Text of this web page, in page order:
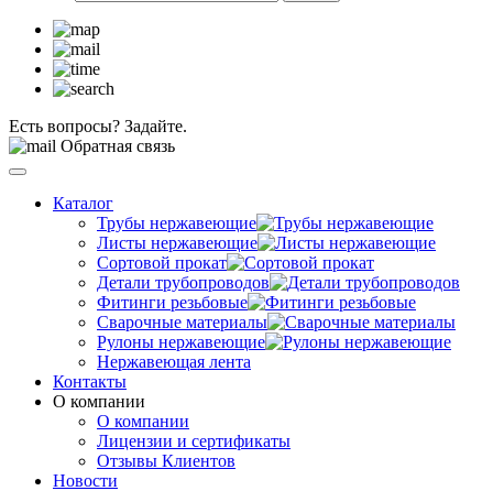
Есть вопросы? Задайте.
Обратная связь
Каталог
Трубы нержавеющие
Листы нержавеющие
Сортовой прокат
Детали трубопроводов
Фитинги резьбовые
Сварочные материалы
Рулоны нержавеющие
Нержавеющая лента
Контакты
О компании
О компании
Лицензии и сертификаты
Отзывы Клиентов
Новости